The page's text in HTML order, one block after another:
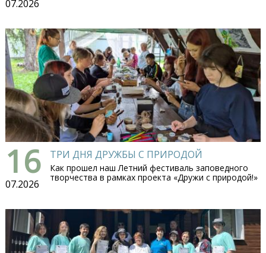
07.2026
16
07.2026
ТРИ ДНЯ ДРУЖБЫ С ПРИРОДОЙ
Как прошел наш Летний фестиваль заповедного
творчества в рамках проекта «Дружи с природой!»